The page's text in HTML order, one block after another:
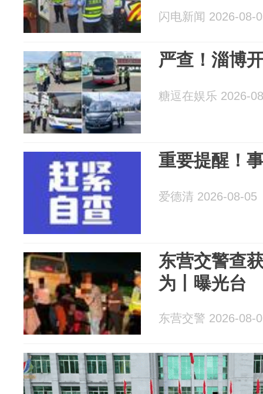
闪电新闻 2026-08-
严查！淄博
糖逗在娱乐 2026-
重要提醒！
爱德清 2026-08-05
东营交警查
为丨曝光台
东营交警 2026-08-